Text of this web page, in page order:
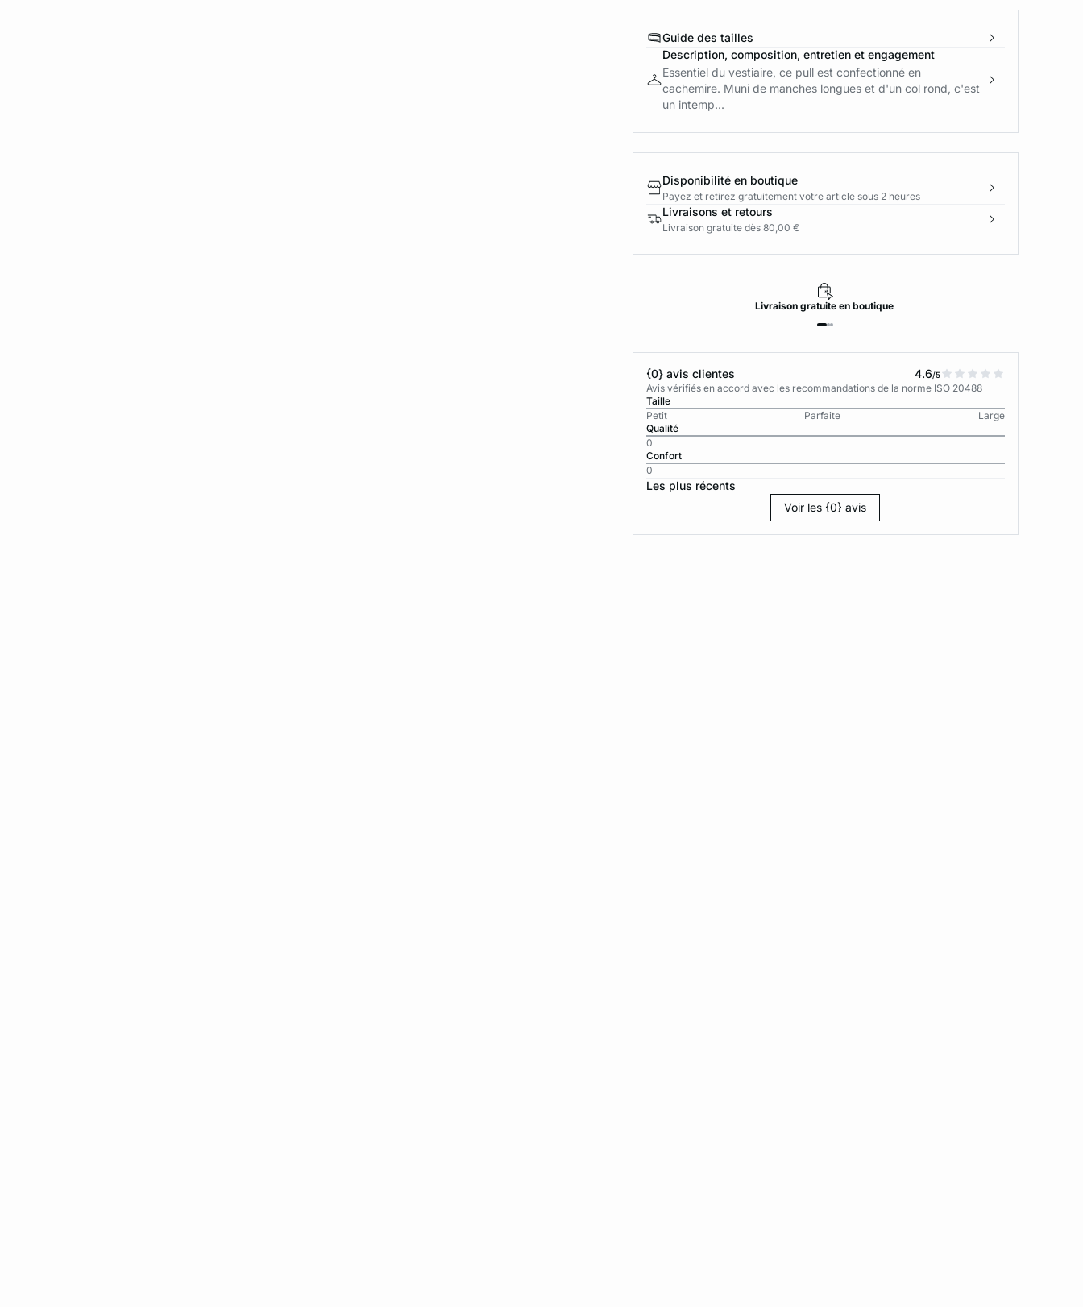
Guide des tailles
Description, composition, entretien et engagement
Essentiel du vestiaire, ce pull est confectionné en
cachemire. Muni de manches longues et d'un col rond, c'est
un intemp...
Disponibilité en boutique
Payez et retirez gratuitement votre article sous 2 heures
Livraisons et retours
Livraison gratuite dès 80,00 €
Livraison gratuite en boutique
{0} avis clientes 4.6/5
Avis vérifiés en accord avec les recommandations de la norme ISO 20488
Taille
Petit
Parfaite
Large
Qualité
0
Confort
0
Les plus récents
Voir les {0} avis